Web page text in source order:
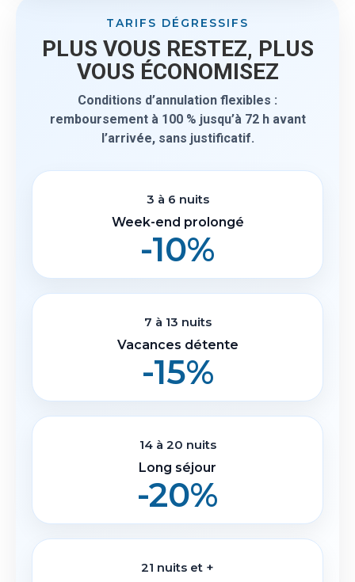
TARIFS DÉGRESSIFS
PLUS VOUS RESTEZ, PLUS
VOUS ÉCONOMISEZ
Conditions d’annulation flexibles :
remboursement à 100 % jusqu’à 72 h avant
l’arrivée, sans justificatif.
3 à 6 nuits
Week-end prolongé
-10%
7 à 13 nuits
Vacances détente
-15%
14 à 20 nuits
Long séjour
-20%
21 nuits et +